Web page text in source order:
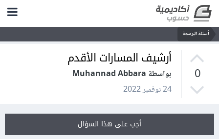
أسئلة البرمجة
0
أرشيف المسارات الأقدم
بواسطة Muhannad Abbara
24 نوفمبر 2022
أجب على هذا السؤال